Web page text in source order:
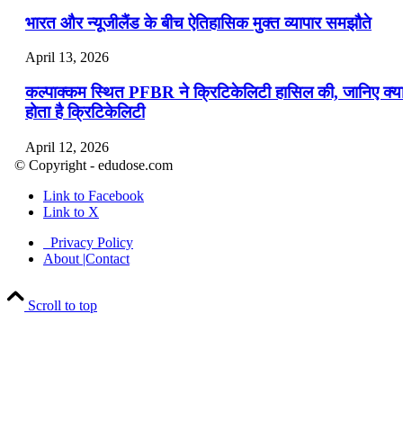
भारत और न्यूजीलैंड के बीच ऐतिहासिक मुक्त व्यापार समझौते
April 13, 2026
कल्पाक्कम स्थित PFBR ने क्रिटिकेलिटी हासिल की, जानिए
होता है क्रिटिकेलिटी
April 12, 2026
April 9, 2026
नासा का आर्टेमिस-2 मिशन: मनुष्य एक बार फिर से चंद्रमा के
पहुंचा
April 7, 2026
© Copyright - edudose.com
Link to Facebook
Link to X
Privacy Policy
About |Contact
Scroll to top